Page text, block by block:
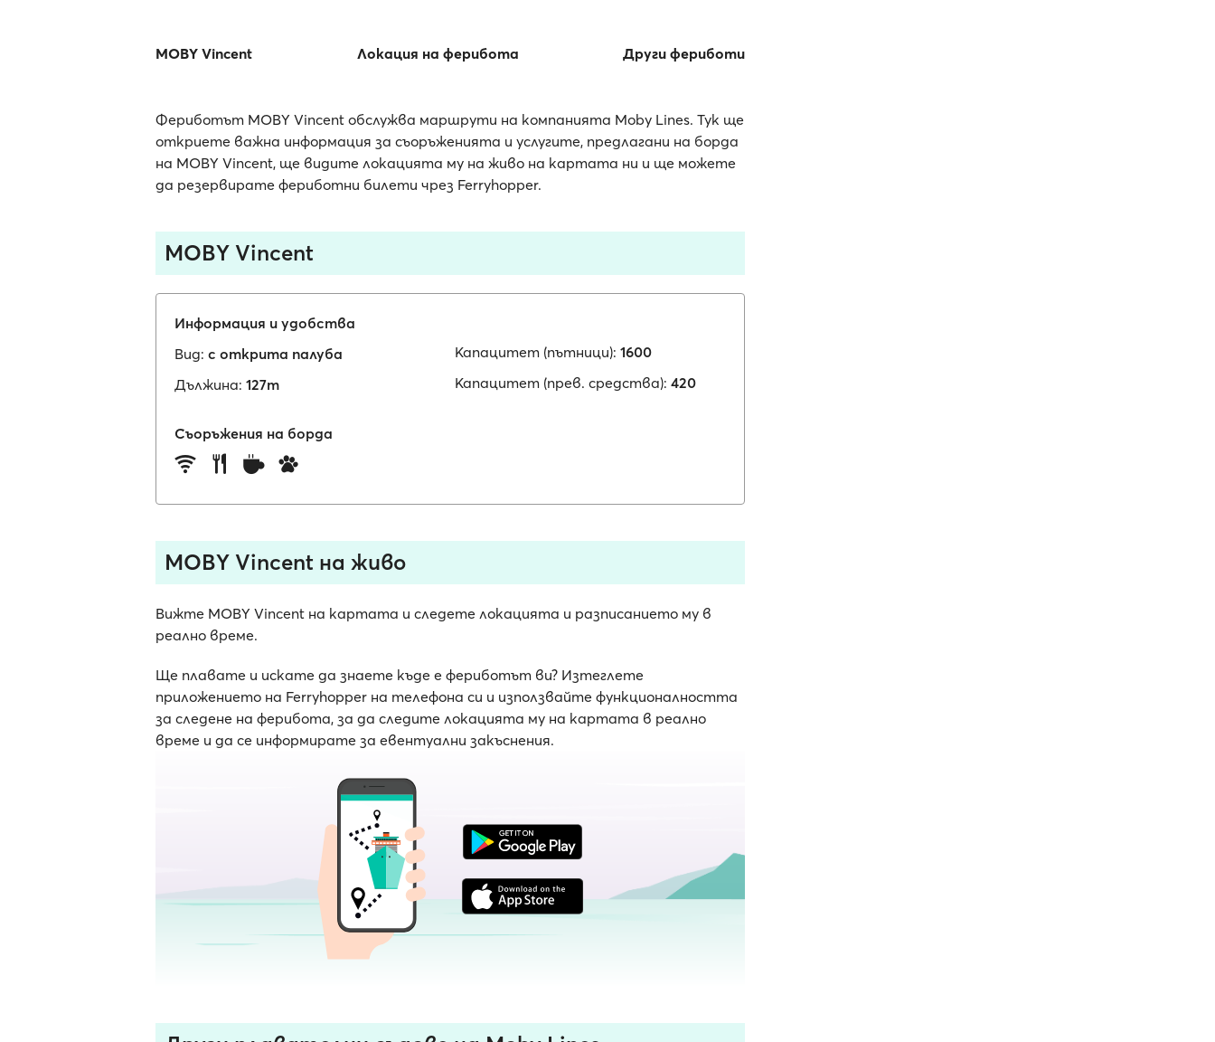
MOBY Vincent Локация на ферибота Други фериботи
Фериботът MOBY Vincent обслужва маршрути на компанията Moby Lines. Тук ще
откриете важна информация за съоръженията и услугите, предлагани на борда
на MOBY Vincent, ще видите локацията му на живо на картата ни и ще можете
да резервирате фериботни билети чрез Ferryhopper.
MOBY Vincent
Информация и удобства
Вид: с открита палуба
Дължина: 127m
Капацитет (пътници): 1600
Капацитет (прев. средства): 420
Съоръжения на борда
MOBY Vincent на живо
Вижте MOBY Vincent на картата и следете локацията и разписанието му в
реално време.
Ще плавате и искате да знаете къде е фериботът ви? Изтеглете
приложението на Ferryhopper на телефона си и използвайте функционалността
за следене на ферибота, за да следите локацията му на картата в реално
време и да се информирате за евентуални закъснения.